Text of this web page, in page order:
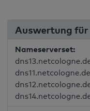
Auswertung für
Nameserverset:
dns11.netcologne.de